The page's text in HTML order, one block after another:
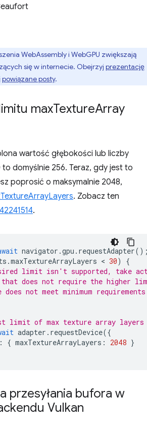
WebAssembly i WebGPU zwiększają
się w internecie. Obejrzyj prezentację
powiązane posty.
maxTextureArray
wartość głębokości lub liczby
domyślnie 256. Teraz, gdy jest to
poprosić o maksymalnie 2048,
. Zobacz ten
.
navigator .gpu . requestAdapter
.maxTextureArrayLayers < 30)
{
limit isn't supported, take
that does not require the higher
not meet minimum
limit of max texture array
adapter . requestDevice({
: { maxTextureArrayLayers : 2048 }
przesyłania bufora w
Vulkan